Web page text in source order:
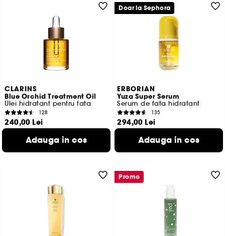
CLARINS
Blue Orchid Treatment Oil
Ulei hidratant pentru fata
128
240,00 Lei
800,00 Lei
Adauga in cos
ERBORIAN
Yuza Super Serum
Serum de fata hidratant
135
294,00 Lei
980,00 Lei
Adauga in cos
Doar la Sephora
Promo